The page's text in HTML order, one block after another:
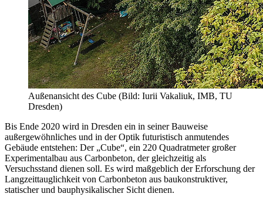
Außenansicht des Cube (Bild: Iurii Vakaliuk, IMB, TU
Dresden)
Bis Ende 2020 wird in Dresden ein in seiner Bauweise
außergewöhnliches und in der Optik futuristisch anmutendes
Gebäude entstehen: Der „Cube“, ein 220 Quadratmeter großer
Experimentalbau aus Carbonbeton, der gleichzeitig als
Versuchsstand dienen soll. Es wird maßgeblich der Erforschung der
Langzeittauglichkeit von Carbonbeton aus baukonstruktiver,
statischer und bauphysikalischer Sicht dienen.